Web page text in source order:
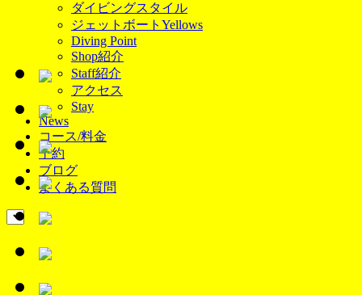
ダイビングスタイル
ジェットボートYellows
Diving Point
Shop紹介
Staff紹介
アクセス
Stay
News
コース/料金
予約
ブログ
よくある質問